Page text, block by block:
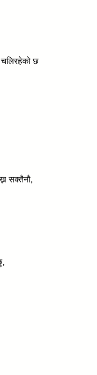
चलिरहेको छ
सक्तैनौ,